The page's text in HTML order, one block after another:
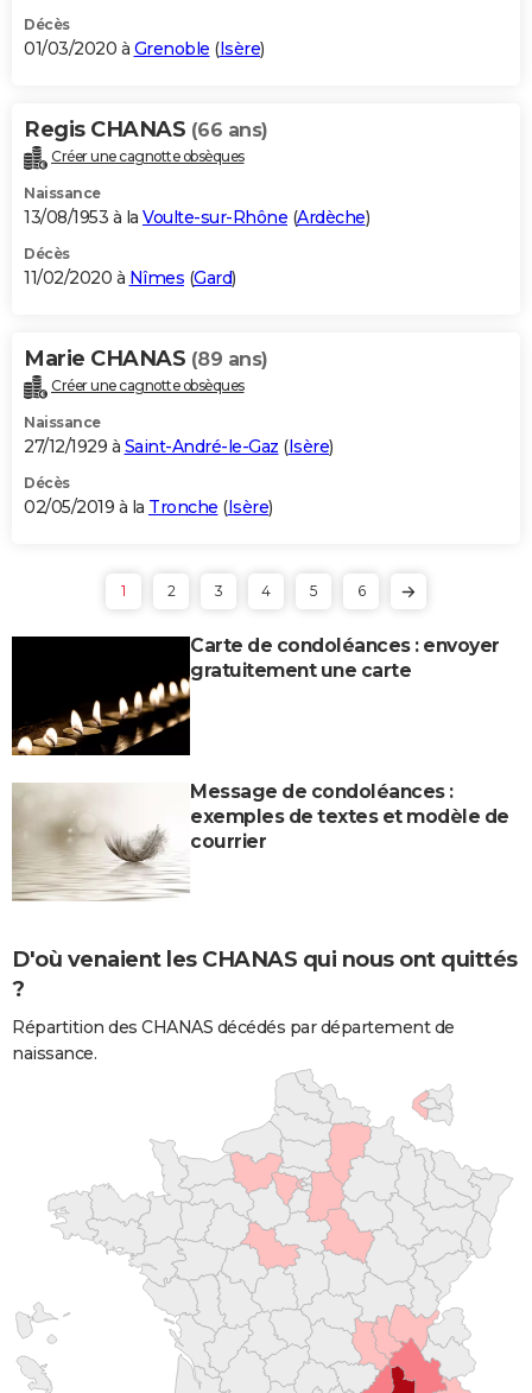
Décès
01/03/2020 à Grenoble (Isère)
Regis CHANAS (66 ans)
Créer une cagnotte obsèques
Naissance
13/08/1953 à la Voulte-sur-Rhône (Ardèche)
Décès
11/02/2020 à Nîmes (Gard)
Marie CHANAS (89 ans)
Créer une cagnotte obsèques
Naissance
27/12/1929 à Saint-André-le-Gaz (Isère)
Décès
02/05/2019 à la Tronche (Isère)
1 2 3 4 5 6
Carte de condoléances : envoyer
gratuitement une carte
Message de condoléances :
exemples de textes et modèle de
courrier
D'où venaient les CHANAS qui nous ont quittés
?
Répartition des CHANAS décédés par département de
naissance.